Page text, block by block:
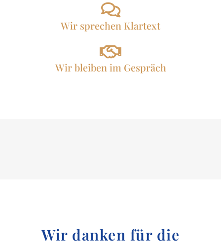
Wir sprechen Klartext
Wir bleiben im Gespräch
Wir danken für die